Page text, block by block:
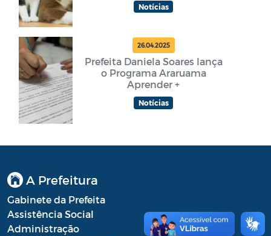
Notícias
26.04.2025
Prefeita Daniela Soares lança
o Programa Araruama
Aprender +
Notícias
A Prefeitura
Gabinete da Prefeita
Assistência Social
Administração